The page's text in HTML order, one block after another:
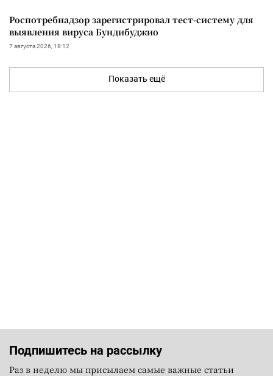
Роспотребнадзор зарегистрировал тест-систему для
выявления вируса Бундибуджио
7 августа 2026, 18:12
Показать ещё
Подпишитесь на рассылку
Раз в неделю мы присылаем самые важные статьи